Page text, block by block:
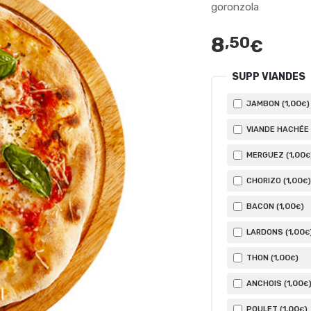
goronzola
8,50€
SUPP VIANDES
JAMBON (1,00€)
VIANDE HACHÉE
MERGUEZ (1,00€
CHORIZO (1,00€)
BACON (1,00€)
LARDONS (1,00€
THON (1,00€)
ANCHOIS (1,00€)
1,00€